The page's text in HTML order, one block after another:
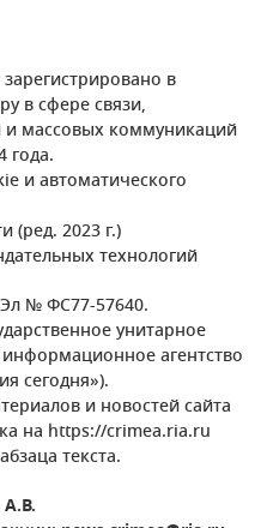
в
в сфере связи,
массовых коммуникаций
года.
и автоматического
(ред. 2023 г.)
технологий
№ ФС77-57640.
унитарное
агентство
сегодня»).
и новостей сайта
на https://crimea.ria.ru
текста.